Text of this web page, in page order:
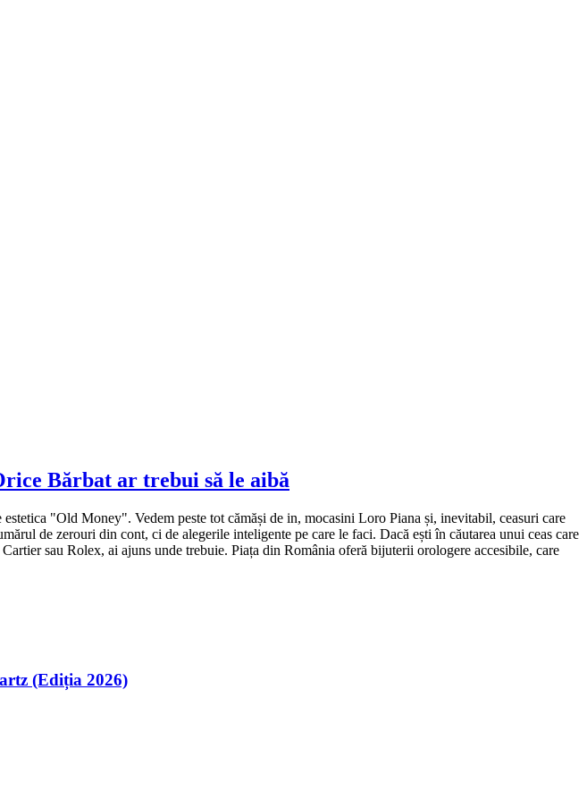
Bărbat ar trebui să le aibă
"Old Money". Vedem peste tot cămăși de in, mocasini Loro Piana și, inevitabil, ceasuri care
de zerouri din cont, ci de alegerile inteligente pe care le faci. Dacă ești în căutarea unui ceas care
sau Rolex, ai ajuns unde trebuie. Piața din România oferă bijuterii orologere accesibile, care
(Ediția 2026)